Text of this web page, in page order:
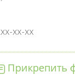
Прикрепить